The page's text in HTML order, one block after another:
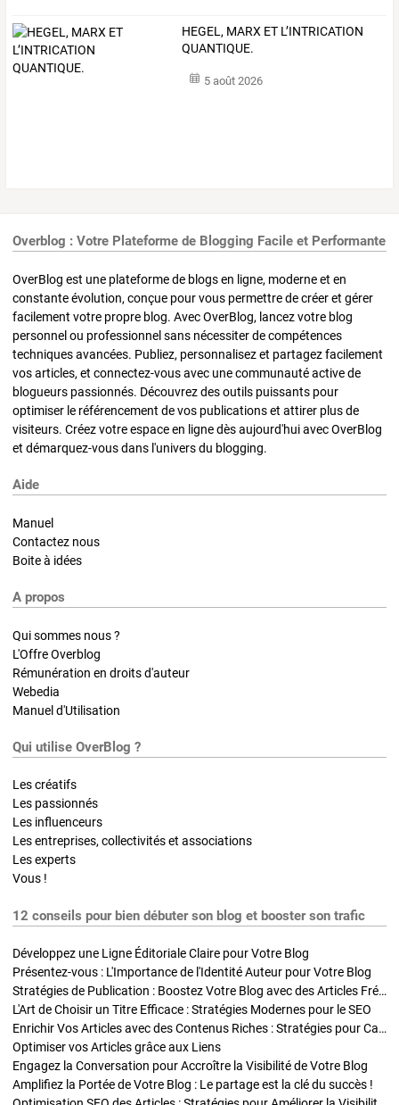
HEGEL, MARX ET L’INTRICATION
QUANTIQUE.
5 août 2026
Overblog : Votre Plateforme de Blogging Facile et Performante
OverBlog est une plateforme de blogs en ligne, moderne et en
constante évolution, conçue pour vous permettre de créer et gérer
facilement votre propre blog. Avec OverBlog, lancez votre blog
personnel ou professionnel sans nécessiter de compétences
techniques avancées. Publiez, personnalisez et partagez facilement
vos articles, et connectez-vous avec une communauté active de
blogueurs passionnés. Découvrez des outils puissants pour
optimiser le référencement de vos publications et attirer plus de
visiteurs. Créez votre espace en ligne dès aujourd'hui avec OverBlog
et démarquez-vous dans l'univers du blogging.
Aide
Manuel
Contactez nous
Boite à idées
A propos
Qui sommes nous ?
L'Offre Overblog
Rémunération en droits d'auteur
Webedia
Manuel d'Utilisation
Qui utilise OverBlog ?
Les créatifs
Les passionnés
Les influenceurs
Les entreprises, collectivités et associations
Les experts
Vous !
12 conseils pour bien débuter son blog et booster son trafic
Développez une Ligne Éditoriale Claire pour Votre Blog
Présentez-vous : L'Importance de l'Identité Auteur pour Votre Blog
Stratégies de Publication : Boostez Votre Blog avec des Articles Fréquents et Exclusifs
L'Art de Choisir un Titre Efficace : Stratégies Modernes pour le SEO
Enrichir Vos Articles avec des Contenus Riches : Stratégies pour Captiver et Optimiser
Optimiser vos Articles grâce aux Liens
Engagez la Conversation pour Accroître la Visibilité de Votre Blog
Amplifiez la Portée de Votre Blog : Le partage est la clé du succès !